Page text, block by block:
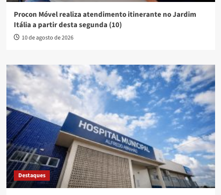
Procon Móvel realiza atendimento itinerante no Jardim
Itália a partir desta segunda (10)
10 de agosto de 2026
Destaques